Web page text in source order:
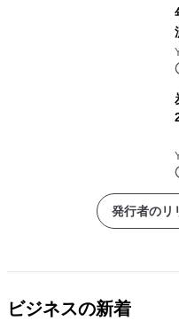
発行者のリ
ビジネスの新着